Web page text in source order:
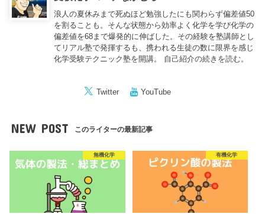
浪人の夏休みまで死ぬほど勉強したにも関わらず偏差値50
を割ることも。そんな状態から効率よく化学を学び化学の
偏差値を68まで爆発的に伸ばした。その経験を塾講師とし
てリアル塾で発揮するも、携われる生徒の数に限界を感じ
化学受験テクニック塾を開講。 自己紹介の続きを読む。
Twitter YouTube
NEW POST このライターの最新記事
無機化学 有機化学